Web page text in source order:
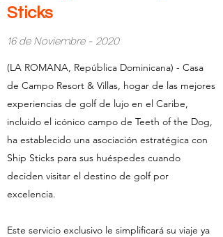
Sticks
16 de Noviembre - 2020
(LA ROMANA, República Dominicana) - Casa
de Campo Resort & Villas, hogar de las mejores
experiencias de golf de lujo en el Caribe,
incluido el icónico campo de Teeth of the Dog,
ha establecido una asociación estratégica con
Ship Sticks para sus huéspedes cuando
deciden visitar el destino de golf por
excelencia.
Este servicio exclusivo le simplificará su viaje ya